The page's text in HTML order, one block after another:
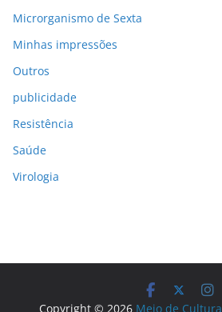
Microrganismo de Sexta
Minhas impressões
Outros
publicidade
Resistência
Saúde
Virologia
Copyright © 2026 Meio de Cultura